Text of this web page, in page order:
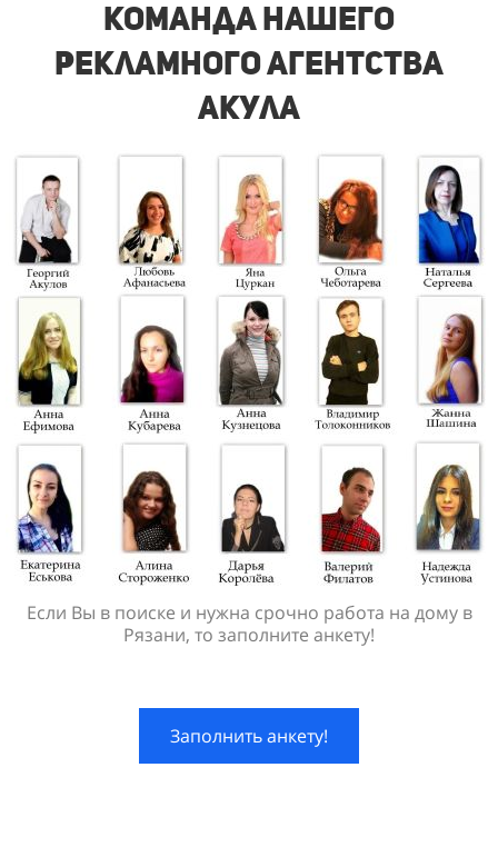
Команда нашего
рекламного агентства
акула
Если Вы в поиске и нужна срочно работа на дому в
Рязани, то заполните анкету!
Заполнить анкету!